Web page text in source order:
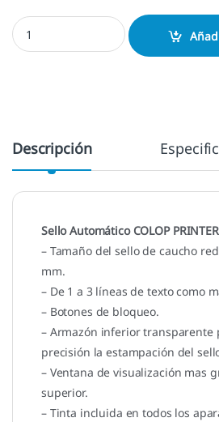
Colop 20 - 38x14 mm. cantidad
Descripción
Sello Automático COLOP
– Tamaño del sello de caucho
mm.
– De 1 a 3 líneas de texto como
– Botones de bloqueo.
– Armazón inferior transparente
precisión la estampación del
– Ventana de visualización mas
superior.
– Tinta incluida en todos los